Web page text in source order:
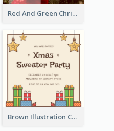
Red And Green Christmas Tree Christmas Party Invitation
Brown Illustration Christmas Sweater Party Invitation